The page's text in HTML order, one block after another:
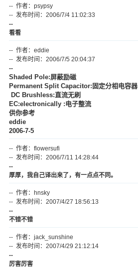
-- 作者：psypsy
-- 发布时间：2006/7/4 11:02:33
--
看看
-- 作者：eddie
-- 发布时间：2006/7/5 20:04:37
--
Shaded Pole:屏蔽励磁
Permanent SplitCapacitor:固定分相电容器
DC Brushless:直流无刷
EC:electronically :电子整流
供你参考
eddie
2006-7-5
-- 作者：flowersufi
-- 发布时间：2006/7/11 14:28:44
--
厚厚，我自己译出来了，有一点点不同。
-- 作者：hnsky
-- 发布时间：2007/4/27 18:56:13
--
不错不错
-- 作者：jack_sunshine
-- 发布时间：2007/4/29 21:12:14
--
厉害厉害